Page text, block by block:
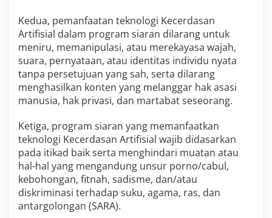
Kedua, pemanfaatan teknologi Kecerdasan
Artifisial dalam program siaran dilarang untuk
meniru, memanipulasi, atau merekayasa wajah,
suara, pernyataan, atau identitas individu nyata
tanpa persetujuan yang sah, serta dilarang
menghasilkan konten yang melanggar hak asasi
manusia, hak privasi, dan martabat seseorang.
Ketiga, program siaran yang memanfaatkan
teknologi Kecerdasan Artifisial wajib didasarkan
pada itikad baik serta menghindari muatan atau
hal-hal yang mengandung unsur porno/cabul,
kebohongan, fitnah, sadisme, dan/atau
diskriminasi terhadap suku, agama, ras, dan
antargolongan (SARA).